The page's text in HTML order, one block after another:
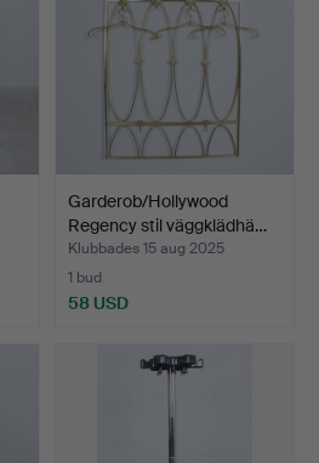
Garderob/Hollywood
Regency stil väggklädhä…
Klubbades 15 aug 2025
1 bud
58 USD